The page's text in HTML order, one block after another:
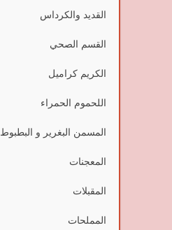
القديد والكرداس
القسم الصحي
الكريم كراميل
اللحموم الحمراء
المسمن البغرير و البطبوط
المعجنات
المقبلات
المملحات